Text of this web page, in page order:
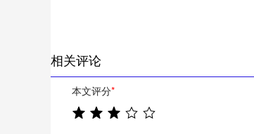
相关评论
本文评分*